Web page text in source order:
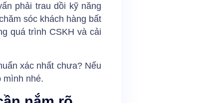
phải trau dồi kỹ năng
sóc khách hàng bất
quá trình CSKH và cải
xác nhất chưa? Nếu
mình nhé.